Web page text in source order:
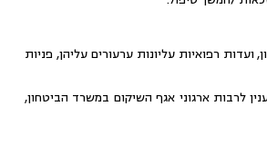
רפואיות עליונות ערעורים עליהן, פניות
לרבות ארגוני אגף השיקום במשרד הביטחון,